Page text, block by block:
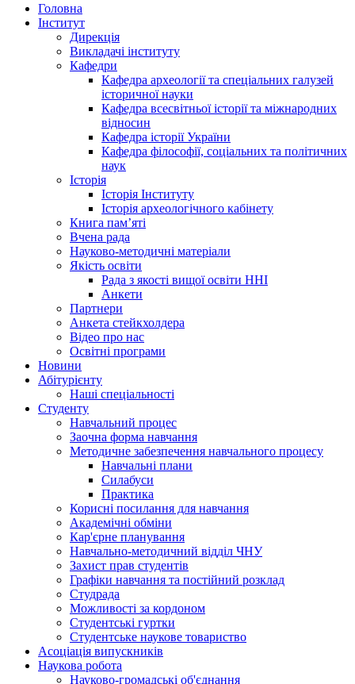
Головна
Інститут
Дирекція
Викладачі інституту
Кафедри
Кафедра археології та спеціальних галузей
історичної науки
Кафедра всесвітньої історії та міжнародних
відносин
Кафедра історії України
Кафедра філософії, соціальних та політичних
наук
Історія
Історія Інституту
Історія археологічного кабінету
Книга памʼяті
Вчена рада
Науково-методичні матеріали
Якість освіти
Рада з якості вищої освіти ННІ
Анкети
Партнери
Анкета стейкхолдера
Відео про нас
Освітні програми
Hовини
Абітурієнту
Наші спеціальності
Студенту
Навчальний процес
Заочна форма навчання
Методичне забезпечення навчального процесу
Навчальні плани
Силабуси
Практика
Корисні посилання для навчання
Академічні обміни
Кар'єрне планування
Навчально-методичний відділ ЧНУ
Захист прав студентів
Графіки навчання та постійний розклад
Студрада
Можливості за кордоном
Студентські гуртки
Студентське наукове товариство
Асоціація випускників
Наукова робота
Науково-громадські об'єднання